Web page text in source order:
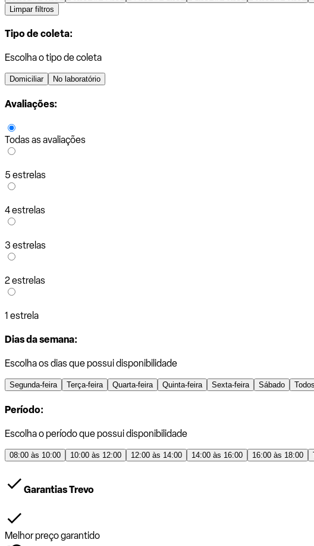
Limpar filtros
Tipo de coleta:
Escolha o tipo de coleta
Domiciliar No laboratório
Avaliações:
Todas as avaliações
5 estrelas
4 estrelas
3 estrelas
2 estrelas
1 estrela
Dias da semana:
Escolha os dias que possui disponibilidade
Segunda-feira Terça-feira Quarta-feira Quinta-feira Sexta-feira Sábado Todos
Período:
Escolha o período que possui disponibilidade
08:00 às 10:00 10:00 às 12:00 12:00 às 14:00 14:00 às 16:00 16:00 às 18:00
Garantias Trevo
Melhor preço garantido